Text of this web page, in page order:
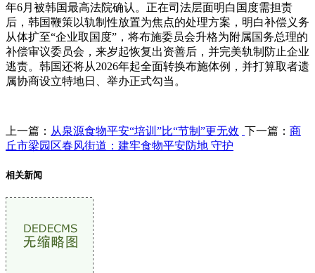
年6月被韩国最高法院确认。正在司法层面明白国度需担责
后，韩国鞭策以轨制性放置为焦点的处理方案，明白补偿义务
从体扩至“企业取国度”，将布施委员会升格为附属国务总理的
补偿审议委员会，来岁起恢复出资善后，并完美轨制防止企业
逃责。韩国还将从2026年起全面转换布施体例，并打算取者遗
属协商设立特地日、举办正式勾当。
上一篇： 从泉源食物平安“培训”比“节制”更无效 下一篇： 商
丘市梁园区春风街道：建牢食物平安防地 守护
相关新闻